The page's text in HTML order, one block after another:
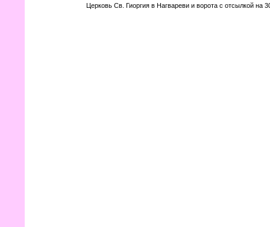
Церковь Св. Гиоргия в Нагвареви и ворота с отсылкой на